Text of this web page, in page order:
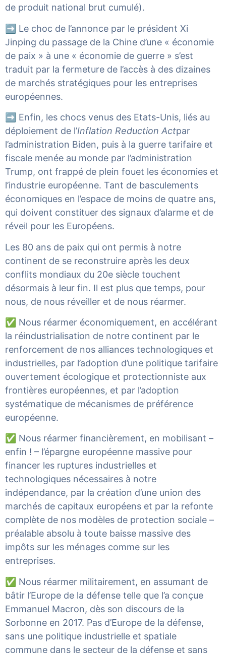
de produit national brut cumulé).
➡️ Le choc de l’annonce par le président Xi
Jinping du passage de la Chine d’une « économie
de paix » à une « économie de guerre » s’est
traduit par la fermeture de l’accès à des dizaines
de marchés stratégiques pour les entreprises
européennes.
➡️ Enfin, les chocs venus des Etats-Unis, liés au
déploiement de l’Inflation Reduction Actpar
l’administration Biden, puis à la guerre tarifaire et
fiscale menée au monde par l’administration
Trump, ont frappé de plein fouet les économies et
l’industrie européenne. Tant de basculements
économiques en l’espace de moins de quatre ans,
qui doivent constituer des signaux d’alarme et de
réveil pour les Européens.
Les 80 ans de paix qui ont permis à notre
continent de se reconstruire après les deux
conflits mondiaux du 20e siècle touchent
désormais à leur fin. Il est plus que temps, pour
nous, de nous réveiller et de nous réarmer.
✅ Nous réarmer économiquement, en accélérant
la réindustrialisation de notre continent par le
renforcement de nos alliances technologiques et
industrielles, par l’adoption d’une politique tarifaire
ouvertement écologique et protectionniste aux
frontières européennes, et par l’adoption
systématique de mécanismes de préférence
européenne.
✅ Nous réarmer financièrement, en mobilisant –
enfin ! – l’épargne européenne massive pour
financer les ruptures industrielles et
technologiques nécessaires à notre
indépendance, par la création d’une union des
marchés de capitaux européens et par la refonte
complète de nos modèles de protection sociale –
préalable absolu à toute baisse massive des
impôts sur les ménages comme sur les
entreprises.
✅ Nous réarmer militairement, en assumant de
bâtir l’Europe de la défense telle que l’a conçue
Emmanuel Macron, dès son discours de la
Sorbonne en 2017. Pas d’Europe de la défense,
sans une politique industrielle et spatiale
commune dans le secteur de la défense et sans